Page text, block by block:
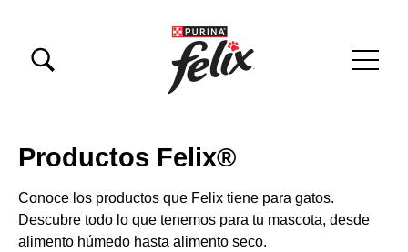
Productos Felix®
Conoce los productos que Felix tiene para gatos.
Descubre todo lo que tenemos para tu mascota, desde
alimento húmedo hasta alimento seco.